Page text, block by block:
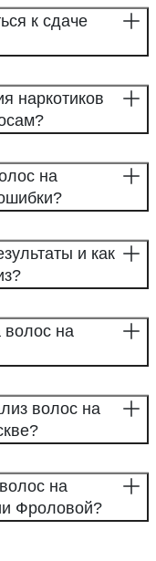
к сдаче
наркотиков
на
и как
волос на
волос на
на
Фроловой?